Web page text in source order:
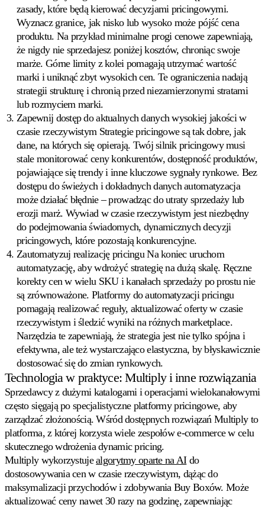
Przeglądaj
ponad
130
marketplace'ów,
które
obsługujemy.
zasady, które będą kierować decyzjami pricingowymi.
Wyznacz granice, jak nisko lub wysoko może pójść cena
produktu. Na przykład minimalne progi cenowe zapewniają,
że nigdy nie sprzedajesz poniżej kosztów, chroniąc swoje
marże. Górne limity z kolei pomagają utrzymać wartość
marki i uniknąć zbyt wysokich cen. Te ograniczenia nadają
strategii strukturę i chronią przed niezamierzonymi stratami
lub rozmyciem marki.
Zapewnij dostęp do aktualnych danych wysokiej jakości w
czasie rzeczywistymStrategie pricingowe są tak dobre, jak
dane, na których się opierają. Twój silnik pricingowy musi
stale monitorować ceny konkurentów, dostępność produktów,
pojawiające się trendy i inne kluczowe sygnały rynkowe. Bez
dostępu do świeżych i dokładnych danych automatyzacja
może działać błędnie – prowadząc do utraty sprzedaży lub
erozji marż. Wywiad w czasie rzeczywistym jest niezbędny
do podejmowania świadomych, dynamicznych decyzji
pricingowych, które pozostają konkurencyjne.
Zautomatyzuj realizację pricinguNa koniec uruchom
automatyzację, aby wdrożyć strategię na dużą skalę. Ręczne
korekty cen w wielu SKU i kanałach sprzedaży po prostu nie
są zrównoważone. Platformy do automatyzacji pricingu
pomagają realizować reguły, aktualizować oferty w czasie
rzeczywistym i śledzić wyniki na różnych marketplace.
Narzędzia te zapewniają, że strategia jest nie tylko spójna i
efektywna, ale też wystarczająco elastyczna, by błyskawicznie
dostosować się do zmian rynkowych.
Technologia w praktyce: Multiply i inne rozwiązania
Sprzedawcy z dużymi katalogami i operacjami wielokanałowymi
często sięgają po specjalistyczne platformy pricingowe, aby
zarządzać złożonością. Wśród dostępnych rozwiązań Multiply to
platforma, z której korzysta wiele zespołów e-commerce w celu
skutecznego wdrożenia dynamic pricing.
Multiply wykorzystujealgorytmy oparte na AIdo
dostosowywania cen w czasie rzeczywistym, dążąc do
maksymalizacji przychodów i zdobywania Buy Boxów. Może
aktualizować ceny nawet 30 razy na godzinę, zapewniając